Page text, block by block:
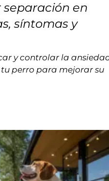
en
síntomas y
y controlar la
perro para mejorar su